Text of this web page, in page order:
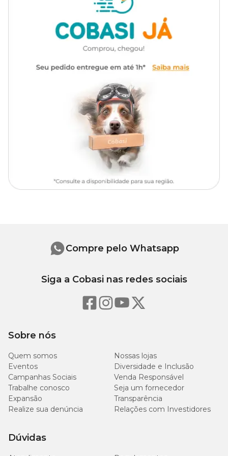
Frasco contendo 10ml
Tipo de Pet Cachorros, Gatos
A formulação injetável desse medicamento é o que permite que ele
tenha uma ação eficaz e rápida para garantir um tratamento
coadjuvante de artropatias ágil, nos animais.
Ele é composto por elementos com tropismo para os tecidos
articulares e cartilaginoso, por isso, é capaz de inibir os processos
da cartilagem, além de ajudar na reposição do que foi perdido nos
também auxilia na recuperação do que se perde na atividade
normal do animal — a condro-proteção.
Quais os componentes do Condroton?
Sulfato de Condroitina A - 7,5 g;
Veículo q.s.p - 100 ml.
diversas patologias, como:
Artropatias em geral;
Pós-operatório articulares;
Prevenção de doenças osteoarticulares;
Condro-proteção para animais submetidos a grandes esforços.
Modo de usar o medicamento
Esse é um remédio de uso injetável, cuja aplicação deve ser feita via
intramuscular ou subcutânea. O medicamento pode ser
administrado em cães e gatos, de acordo com o peso do animal, da
seguinte forma:
Até 10 kg: 2 ml;
Sobre nós
Quem somos
Nossas lojas
Eventos
Diversidade e Inclusão
Campanhas Sociais
Venda Responsável
Trabalhe conosco
Seja um fornecedor
Expansão
Transparência
Realize sua denúncia
Relações com Investidores
Dúvidas
Compre pelo Whatsapp
Siga a Cobasi nas redes sociais